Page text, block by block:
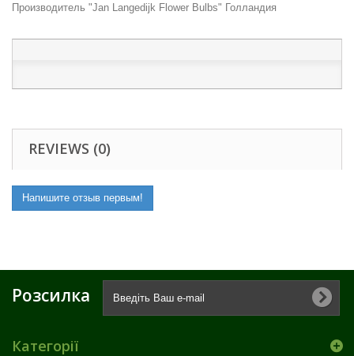
Производитель "Jan Langedijk Flower Bulbs" Голландия
REVIEWS (0)
Напишите отзыв первым!
Розсилка
Категорії